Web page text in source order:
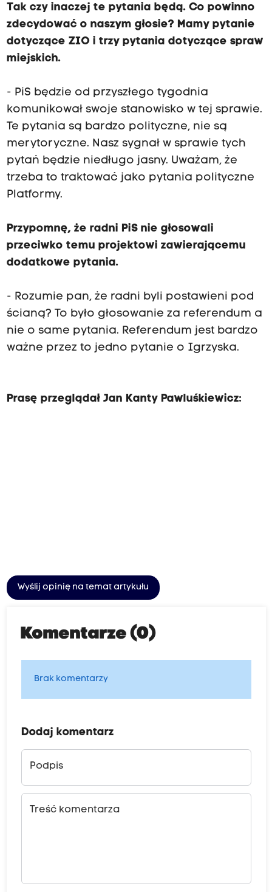
Tak czy inaczej te pytania będą. Co powinno
zdecydować o naszym głosie? Mamy pytanie
dotyczące ZIO i trzy pytania dotyczące spraw
miejskich.
- PiS będzie od przyszłego tygodnia
komunikował swoje stanowisko w tej sprawie.
Te pytania są bardzo polityczne, nie są
merytoryczne. Nasz sygnał w sprawie tych
pytań będzie niedługo jasny. Uważam, że
trzeba to traktować jako pytania polityczne
Platformy.
Przypomnę, że radni PiS nie głosowali
przeciwko temu projektowi zawierającemu
dodatkowe pytania.
- Rozumie pan, że radni byli postawieni pod
ścianą? To było głosowanie za referendum a
nie o same pytania. Referendum jest bardzo
ważne przez to jedno pytanie o Igrzyska.
Prasę przeglądał Jan Kanty Pawluśkiewicz:
Wyślij opinię na temat artykułu
Komentarze (0)
Brak komentarzy
Dodaj komentarz
Podpis
Treść komentarza